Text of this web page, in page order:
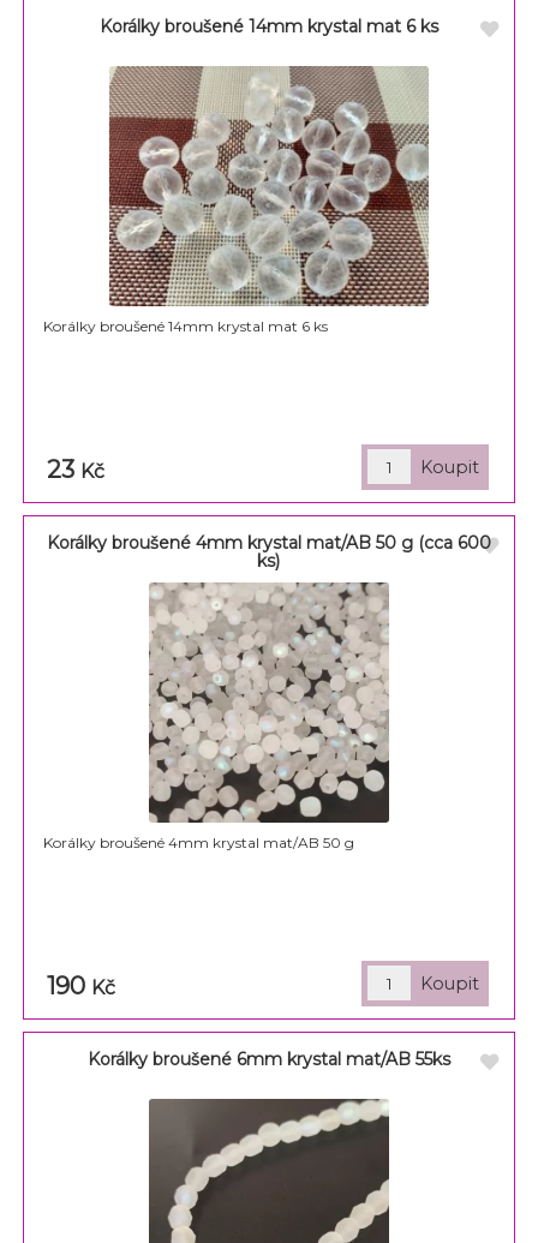
Korálky broušené 14mm krystal mat 6 ks
Korálky broušené 14mm krystal mat 6 ks
23 Kč
Korálky broušené 4mm krystal mat/AB 50 g (cca 600
ks)
Korálky broušené 4mm krystal mat/AB 50 g
190 Kč
Korálky broušené 6mm krystal mat/AB 55ks